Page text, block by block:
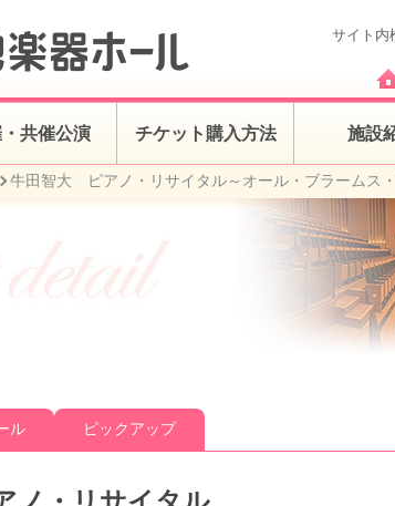
サイト内
共催公演 チケット購入方法 施設
牛田智大 ピアノ・リサイタル～オール・ブラームス
ル ピックアップ